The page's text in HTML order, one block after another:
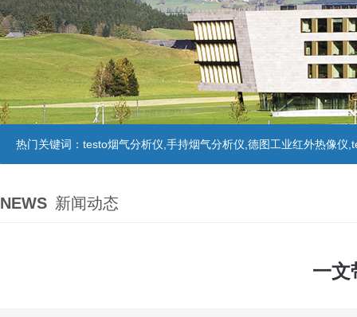
热门关键词： testo烟气分析仪,手持烟气分析仪,德图工业红外热像仪
NEWS 新闻动态
一文